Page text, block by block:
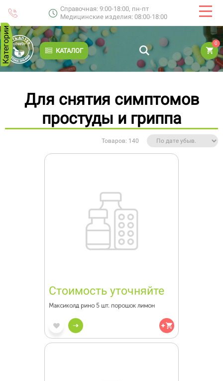
Справочная: 9:00-18:00, пн-пт
Медицинские изделия: 08:00-18:00
КАТАЛОГ
0
Категории
Для снятия симптомов
простуды и гриппа
Товаров: 140
Стоимость уточняйте
Максиколд рино 5 шт. порошок лимон